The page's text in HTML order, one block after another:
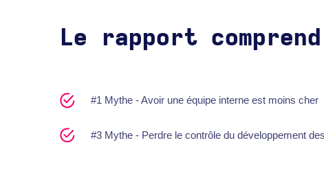
Le rapport comprend
#1 Mythe - Avoir une équipe interne est moins cher
#3 Mythe - Perdre le contrôle du développement